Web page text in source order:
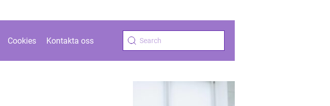
Cookies Kontakta oss